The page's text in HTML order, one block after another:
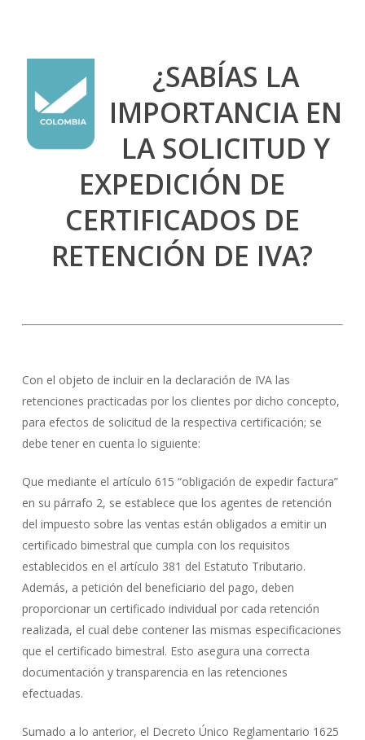
¿SABÍAS LA
IMPORTANCIA EN
LA SOLICITUD Y
EXPEDICIÓN DE
CERTIFICADOS DE
RETENCIÓN DE IVA?
Con el objeto de incluir en la declaración de IVA las
retenciones practicadas por los clientes por dicho concepto,
para efectos de solicitud de la respectiva certificación; se
debe tener en cuenta lo siguiente:
Que mediante el artículo 615 “obligación de expedir factura”
en su párrafo 2, se establece que los agentes de retención
del impuesto sobre las ventas están obligados a emitir un
certificado bimestral que cumpla con los requisitos
establecidos en el artículo 381 del Estatuto Tributario.
Además, a petición del beneficiario del pago, deben
proporcionar un certificado individual por cada retención
realizada, el cual debe contener las mismas especificaciones
que el certificado bimestral. Esto asegura una correcta
documentación y transparencia en las retenciones
efectuadas.
Sumado a lo anterior, el Decreto Único Reglamentario 1625